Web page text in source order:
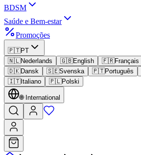
BDSM
Saúde e Bem-estar
Promoções
🇵🇹PT
🇳🇱Nederlands 🇬🇧English 🇫🇷Français
🇩🇰Dansk 🇸🇪Svenska 🇵🇹Português
🇮🇹Italiano 🇵🇱Polski
🌐 International